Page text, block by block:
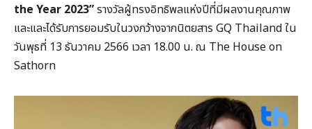
the Year 2023”รางวัลผู้ทรงอิทธิพลแห่งปีที่มีผลงานคุณภาพ
และและได้รับการยอมรับในวงกว้างจากนิตยสาร GQ Thailand ใน
วันพุธที่ 13 ธันวาคม 2566 เวลา 18.00 น. ณ The House on
Sathorn